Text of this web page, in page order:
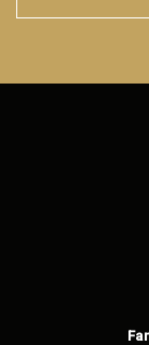
formulario.